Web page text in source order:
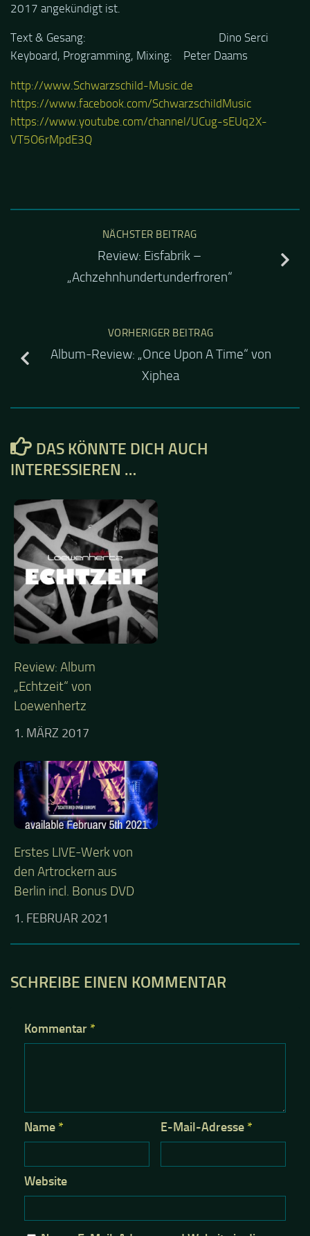
2017 angekündigt ist.
Text & Gesang: Dino Serci
Keyboard, Programming, Mixing: Peter Daams
http://www.Schwarzschild-Music.de
https://www.facebook.com/SchwarzschildMusic
https://www.youtube.com/channel/UCug-sEUq2X-
VT5O6rMpdE3Q
NÄCHSTER BEITRAG
Review: Eisfabrik –
„Achzehnhundertunderfroren“
VORHERIGER BEITRAG
Album-Review: „Once Upon A Time“ von
Xiphea
DAS KÖNNTE DICH AUCH
INTERESSIEREN …
Review: Album
„Echtzeit“ von
Loewenhertz
1. MÄRZ 2017
Erstes LIVE-Werk von
den Artrockern aus
Berlin incl. Bonus DVD
1. FEBRUAR 2021
SCHREIBE EINEN KOMMENTAR
Kommentar *
Name * E-Mail-Adresse *
Website